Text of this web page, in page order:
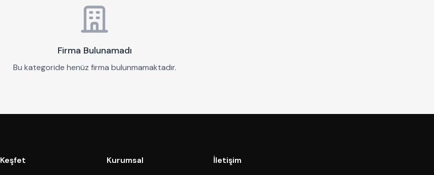
Firma Bulunamadı
Bu kategoride henüz firma bulunmamaktadır.
Keşfet Kurumsal İletişim